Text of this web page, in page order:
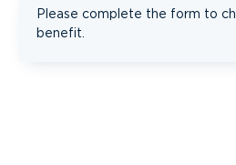
Please complete the form to
benefit.